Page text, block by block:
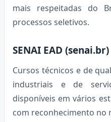
mais respeitadas do
processos seletivos.
SENAI EAD (senai.br)
Cursos técnicos e de
industriais e de
disponíveis em vários
com reconhecimento no